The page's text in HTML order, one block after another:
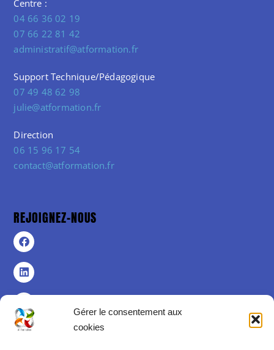
Gérer le consentement aux
cookies
Centre :
04 66 36 02 19
07 66 22 81 42
administratif@atformation.fr
Support Technique/Pédagogique
07 49 48 62 98
julie@atformation.fr
Direction
06 15 96 17 54
contact@atformation.fr
REJOIGNEZ-NOUS